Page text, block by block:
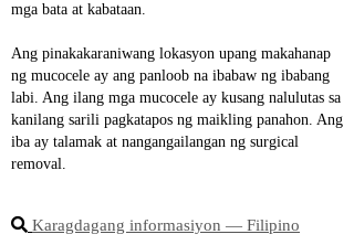
mga bata at kabataan.
Ang pinakakaraniwang lokasyon upang makahanap
ng mucocele ay ang panloob na ibabaw ng ibabang
labi. Ang ilang mga mucocele ay kusang nalulutas sa
kanilang sarili pagkatapos ng maikling panahon. Ang
iba ay talamak at nangangailangan ng surgical
removal.
Karagdagang informasiyon ― Filipino